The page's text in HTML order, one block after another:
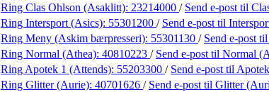
Ring Clas Ohlson (Asaklitt): 23214000 / Send e-post til
Ring Intersport (Asics): 55301200 / Send e-post til
Ring Meny (Askim bærpresseri): 55301130 / Send e-post til
Ring Normal (Athea): 40810223 / Send e-post til Normal
Ring Apotek 1 (Attends): 55203300 / Send e-post til
Ring Glitter (Aurie): 40701626 / Send e-post til Glitter